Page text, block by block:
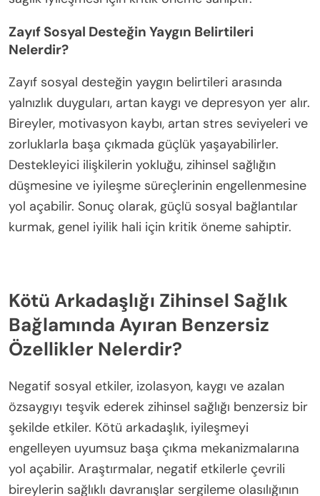
Zayıf Sosyal Desteğin Yaygın Belirtileri
Nelerdir?
Zayıf sosyal desteğin yaygın belirtileri arasında
yalnızlık duyguları, artan kaygı ve depresyon yer alır.
Bireyler, motivasyon kaybı, artan stres seviyeleri ve
zorluklarla başa çıkmada güçlük yaşayabilirler.
Destekleyici ilişkilerin yokluğu, zihinsel sağlığın
düşmesine ve iyileşme süreçlerinin engellenmesine
yol açabilir. Sonuç olarak, güçlü sosyal bağlantılar
kurmak, genel iyilik hali için kritik öneme sahiptir.
Kötü Arkadaşlığı Zihinsel Sağlık
Bağlamında Ayıran Benzersiz
Özellikler Nelerdir?
Negatif sosyal etkiler, izolasyon, kaygı ve azalan
özsaygıyı teşvik ederek zihinsel sağlığı benzersiz bir
şekilde etkiler. Kötü arkadaşlık, iyileşmeyi
engelleyen uyumsuz başa çıkma mekanizmalarına
yol açabilir. Araştırmalar, negatif etkilerle çevrili
bireylerin sağlıklı davranışlar sergileme olasılığının